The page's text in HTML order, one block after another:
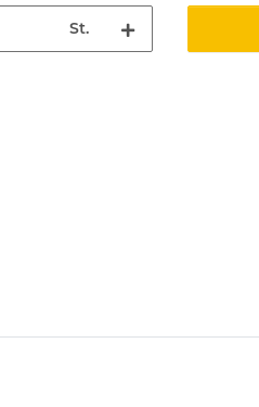
St.